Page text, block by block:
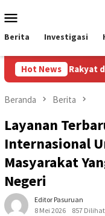
ke
kontenMobile
Berita Investigasi
Hot News
dalam Mengawal
Beranda Berita
Layanan
Internasional
Masyarakat
Negeri
Editor Pasuruan
8 Mei 2026
857 Dilihat